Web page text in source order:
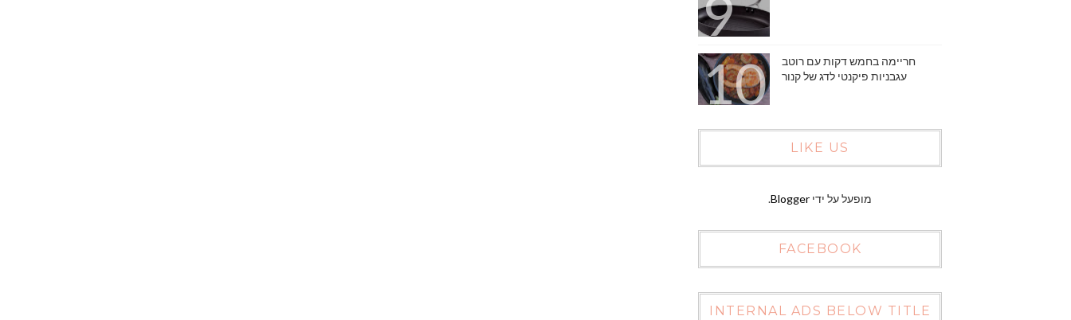
חריימה בחמש דקות עם רוטב
עגבניות פיקנטי לדג של קנור
LIKE US
מופעל על ידי Blogger
.
FACEBOOK
INTERNAL ADS BELOW TITLE